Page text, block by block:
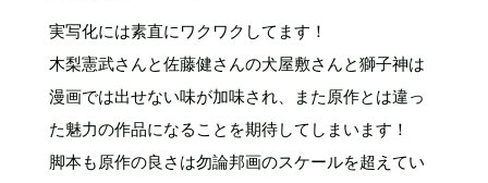
実写化には素直にワクワクしてます！
木梨憲武さんと佐藤健さんの犬屋敷さんと獅子神は
漫画では出せない味が加味され、また原作とは違っ
た魅力の作品になることを期待してしまいます！
脚本も原作の良さは勿論邦画のスケールを超えてい